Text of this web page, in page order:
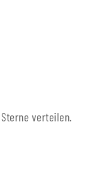
verteilen.